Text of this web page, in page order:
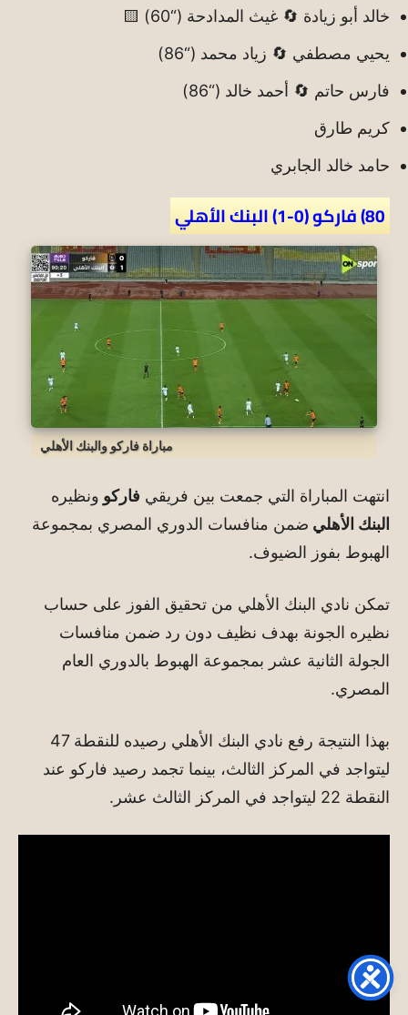
خالد أبو زيادة 🔄 غيث المدادحة (“60) 🟨
يحيي مصطفي 🔄 زياد محمد (“86)
فارس حاتم 🔄 أحمد خالد (“86)
كريم طارق
حامد خالد الجابري
80) فاركو (0-1) البنك الأهلي
مباراة فاركو والبنك الأهلي
انتهت المباراة التي جمعت بين فريقي فاركو ونظيره
البنك الأهلي ضمن منافسات الدوري المصري بمجموعة
الهبوط بفوز الضيوف.
تمكن نادي البنك الأهلي من تحقيق الفوز على حساب
نظيره الجونة بهدف نظيف دون رد ضمن منافسات
الجولة الثانية عشر بمجموعة الهبوط بالدوري العام
المصري.
بهذا النتيجة رفع نادي البنك الأهلي رصيده للنقطة 47
ليتواجد في المركز الثالث، بينما تجمد رصيد فاركو عند
النقطة 22 ليتواجد في المركز الثالث عشر.